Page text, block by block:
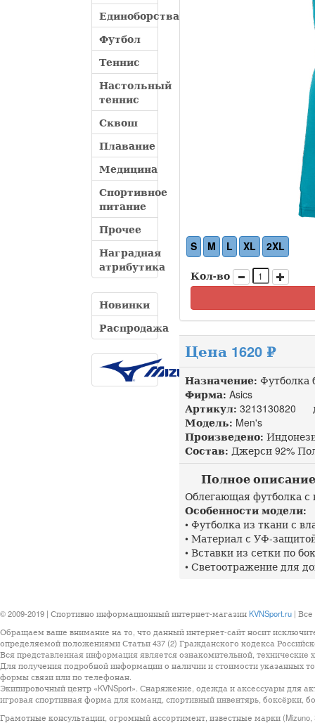
Единоборства
Футбол
Теннис
Настольный
теннис
Сквош
Плавание
Медицина
Спортивное
питание
Прочее
Наградная
атрибутика
Новинки
Распродажа
S M L XL 2XL
Кол-во
Цена 1620 ₽
Назначение: Футболка
Фирма: Asics
Артикул: 3213130820
Модель: Men's
Произведено:
Состав: Джерси 92%
Полное описание
Облегающая футболка с
Особенности модели:
• Футболка из ткани с
• Материал с УФ-
• Вставки из сетки по
• Светоотражение для
© 2009-2019 | Спортивно информационный интернет-магазин KVNSport.ru |
Обращаем ваше внимание на то, что данный интернет-сайт носит
определяемой положениями Статьи 437 (2) Гражданского кодекса
Вся представленная информация является ознакомительной, технические
Для получения подробной информации о наличии и стоимости указанных
формы связи или по телефонан.
Экипировочный центр «KVNSport». Снаряжение, одежда и аксессуары для
игровая спортивная форма для команд, спортивный инвентярь, боксёрки,
Грамотные консультации, огромный ассортимент, известные марки (Mizuno,